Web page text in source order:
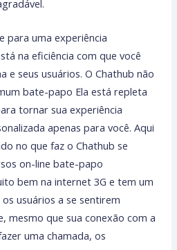
para uma experiência
na eficiência com que você
e seus usuários. O Chathub não
bate-papo Ela está repleta
tornar sua experiência
apenas para você. Aqui
no que faz o Chathub se
on-line bate-papo
bem na internet 3G e tem um
usuários a se sentirem
mesmo que sua conexão com a
uma chamada, os